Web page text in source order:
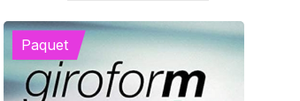
Paquet